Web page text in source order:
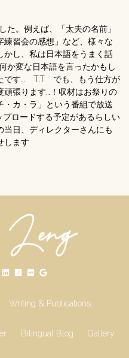
た。例えば、「太夫の名前」
練習会の感想」など、様々な
かし、私は日本語をうまく話
か変な日本語を言ったかもし
です… T.T でも、もう仕方が
頑張ります…！収材はお祭りの
カ・ラ」という番組で放送
ロードする予定があるらしい
日、ディレクターさんにも
します
Writing & Publications
Bilingual Blog Gallery